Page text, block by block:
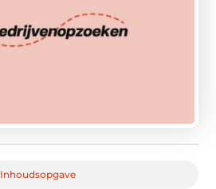
Inhoudsopgave